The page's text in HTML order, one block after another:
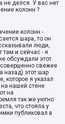
не делся. У вас нет
колонн ?
колонн -
шара, то он
люди,
там и сейчас - я
обсуждали этот
свежее
назад) этот шар
которое я указал
на нашей стене
на
так же уютно
что стояла у
публиковал в